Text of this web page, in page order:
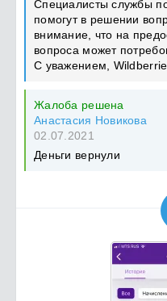
Специалисты службы
помогут в решении
внимание, что на
вопроса может
С уважением,
Жалоба решена
Анастасия Новикова
02.07.2021
Деньги вернули